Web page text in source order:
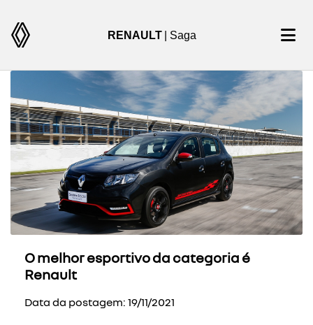
RENAULT | Saga
O melhor esportivo da categoria é
Renault
Data da postagem: 19/11/2021